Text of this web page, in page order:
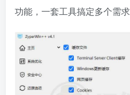
功能，一套工具搞定多个需求